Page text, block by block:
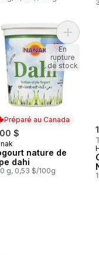
Munch au panier
aromatisées
Préparé au Canada
$
au Canada
nature de
dahi
g, 0,53 $/100g
Ajouter
En
rupture
de stock